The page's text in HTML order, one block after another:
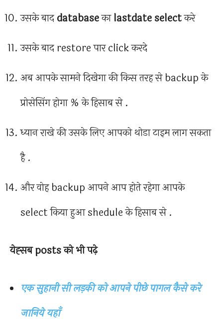
उसके बादdatabaseकाlastdate selectकरे
उसके बाद restore पार click करदे
अब आपके सामने दिखेगा की किस तरह से backup के
प्रोसेसिंग होगा % के हिसाब से .
ध्यान राखे की उसके लिए आपको थोडा टाइम लाग सकता
है .
और वोह backup आपने आप होते रहेगा आपके
select किया हुआ shedule के हिसाब से .
येह्सब posts को भी पढ़े
एक सुहानी सी लड़की को आपने पीछे पागल कैसे करे
जानिये यहाँ